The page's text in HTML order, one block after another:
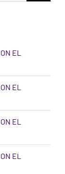
EL
EL
EL
EL